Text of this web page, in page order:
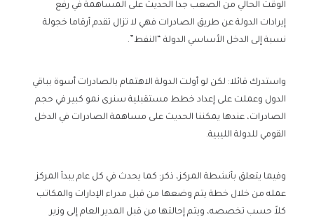
الوقت الحالي من الصعب جدا الحديث على المساهمة في رفع
إيرادات الدولة عن طريق الصادرات فهي لا تزال تقدم أرقاما خجولة
نسبة إلى الدخل الأساسي الدولة “النفط”.
واستدرك قائلا: لكن لو أولت الدولة الاهتمام بالصادرات أسوة بباقي
الدول وعملت على إعداد خطط مستقبلية سنرى نمو كبير في حجم
الصادرات، عندها يمكننا الحديث على مساهمة الصادرات في الدخل
القومي للدولة الليبية.
وفيما يتعلق بأنشطة المركز، ذكر: كما يحدث في كل عام يبدأ المركز
عمله من خلال خطة يتم وضعها من قبل مدراء الإدارات والمكاتب
كلاً حسب تخصصه، ويتم إحالتها من قبل المدير العام إلى وزير